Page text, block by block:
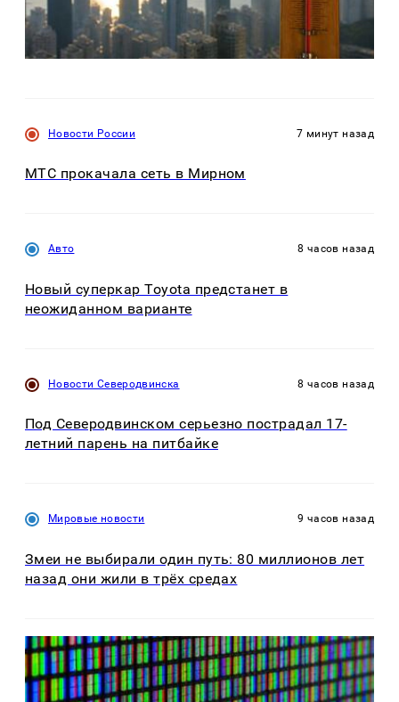
Новости России 7 минут назад
МТС прокачала сеть в Мирном
Авто 8 часов назад
Новый суперкар Toyota предстанет в
неожиданном варианте
Новости Северодвинска 8 часов назад
Под Северодвинском серьезно пострадал 17-
летний парень на питбайке
Мировые новости 9 часов назад
Змеи не выбирали один путь: 80 миллионов лет
назад они жили в трёх средах